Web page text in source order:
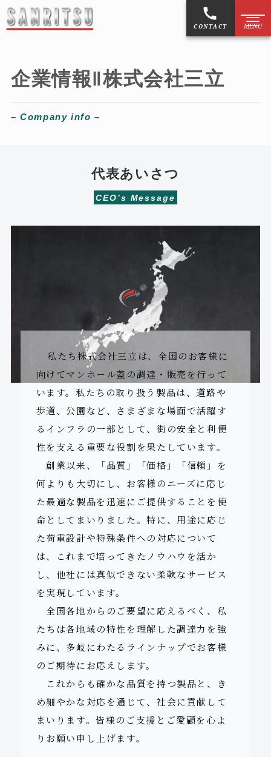
NEW お知らせ
マンホール蓋
お問い合わせ
外部サイト
プライバシーポリシー 特定商取引法に基づく表記
確かな品質で信頼を築き
社会貢献価格へ歩み続けます
株式会社 三立
長年の実績と信頼を
各種マンホール蓋の販売
用途に合わせた荷重設計
Sales of Various
Manhole Covers
Custom Load Design
for Every Application
SANRITSU Co., Ltd.
CONTACT
企業情報‖株式会社三立
–Company info –
代表あいさつ
CEO’s Message
私たち株式会社三立は、全国のお客様に
向けてマンホール蓋の調達・販売を行って
います。私たちの取り扱う製品は、道路や
歩道、公園など、さまざまな場面で活躍す
るインフラの一部として、街の安全と利便
性を支える重要な役割を果たしています。
創業以来、「品質」「価格」「信頼」を
何よりも大切にし、お客様のニーズに応じ
た最適な製品を迅速にご提供することを使
命としてまいりました。特に、用途に応じ
た荷重設計や特殊条件への対応について
は、これまで培ってきたノウハウを活か
し、他社には真似できない柔軟なサービス
を実現しています。
全国各地からのご要望に応えるべく、私
たちは各地域の特性を理解した調達力を強
みに、多岐にわたるラインナップでお客様
のご期待にお応えします。
これからも確かな品質を持つ製品と、き
め細やかな対応を通じて、社会に貢献して
まいります。皆様のご支援とご愛顧を心よ
りお願い申し上げます。